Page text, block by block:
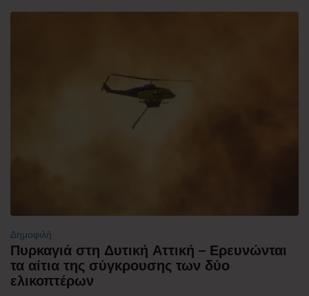
Δημοφιλή
Πυρκαγιά στη Δυτική Αττική – Ερευνώνται
τα αίτια της σύγκρουσης των δύο
ελικοπτέρων